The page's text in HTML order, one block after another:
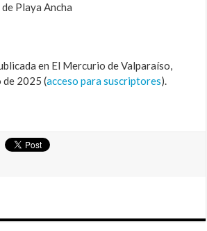
Playa Ancha
en El Mercurio de Valparaíso,
de 2025 (acceso para suscriptores).